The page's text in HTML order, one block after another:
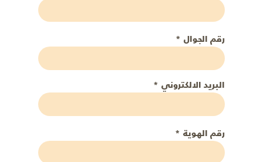
رقم الجوال *
البريد الالكتروني *
رقم الهوية *